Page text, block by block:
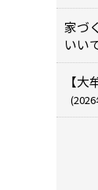
家づ
いい
【